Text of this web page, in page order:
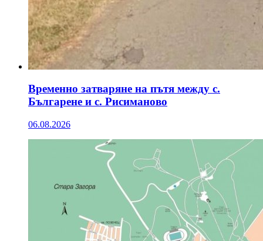
Временно затваряне на пътя между с.
Българене и с. Рисиманово
06.08.2026